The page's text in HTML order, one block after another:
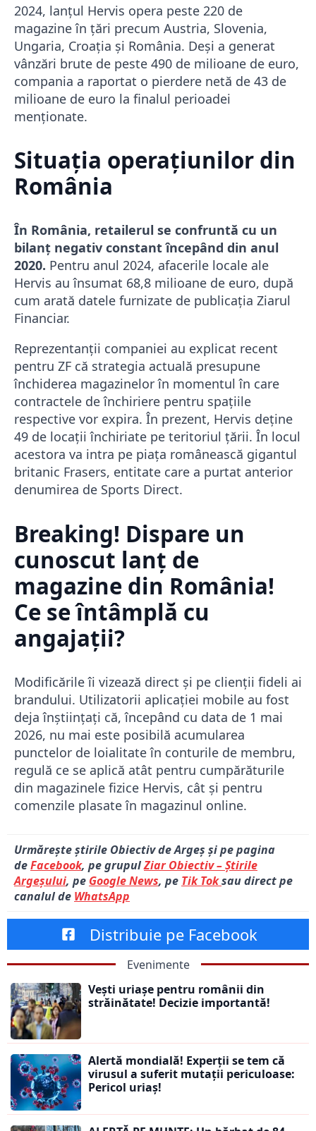
2024, lanțul Hervis opera peste 220 de
magazine în țări precum Austria, Slovenia,
Ungaria, Croația și România. Deși a generat
vânzări brute de peste 490 de milioane de euro,
compania a raportat o pierdere netă de 43 de
milioane de euro la finalul perioadei
menționate.
Situația operațiunilor din
România
În România, retailerul se confruntă cu un
bilanț negativ constant începând din anul
2020. Pentru anul 2024, afacerile locale ale
Hervis au însumat 68,8 milioane de euro, după
cum arată datele furnizate de publicația Ziarul
Financiar.
Reprezentanții companiei au explicat recent
pentru ZF că strategia actuală presupune
închiderea magazinelor în momentul în care
contractele de închiriere pentru spațiile
respective vor expira. În prezent, Hervis deține
49 de locații închiriate pe teritoriul țării. În locul
acestora va intra pe piața românească gigantul
britanic Frasers, entitate care a purtat anterior
denumirea de Sports Direct.
Breaking! Dispare un
cunoscut lanț de
magazine din România!
Ce se întâmplă cu
angajații?
Modificările îi vizează direct și pe clienții fideli ai
brandului. Utilizatorii aplicației mobile au fost
deja înștiințați că, începând cu data de 1 mai
2026, nu mai este posibilă acumularea
punctelor de loialitate în conturile de membru,
regulă ce se aplică atât pentru cumpărăturile
din magazinele fizice Hervis, cât și pentru
comenzile plasate în magazinul online.
Urmărește știrile Obiectiv de Argeș și pe pagina
deFacebook, pe grupulZiar Obiectiv – Știrile
Argeșului, pe Google News, pe Tik Toksau direct pe
canalul de WhatsApp
Distribuie pe Facebook
Evenimente
Vești uriașe pentru românii din
străinătate! Decizie importantă!
Alertă mondială! Experții se tem că
virusul a suferit mutații periculoase:
Pericol uriaș!